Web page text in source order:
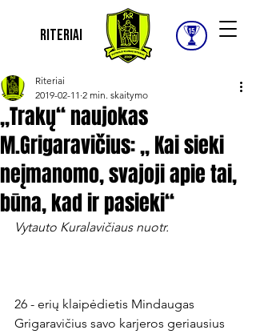
Riteriai
„Trakų“ naujokas
M.Grigaravičius: „ Kai sieki
neįmanomo, svajoji apie tai,
būna, kad ir pasieki“
Riteriai
2019-02-11 2 min. skaitymo
Vytauto Kuralavičiaus nuotr.
26 - erių klaipėdietis Mindaugas
Grigaravičius savo karjeros geriausius